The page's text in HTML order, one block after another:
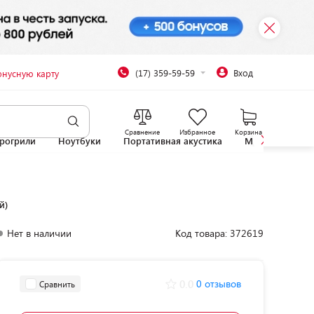
карту (17) 359-59-59 Вход
Сравнение Избранное Корзина
Ноутбуки Портативная акустика
Нет в наличии Код товара: 372619
Сравнить 0 отзывов